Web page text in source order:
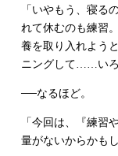
「いやもう、寝
れて休むのも練習
養を取り入れよう
ニングして……いろ
──なるほど。
「今回は、『練習
量がないからかも